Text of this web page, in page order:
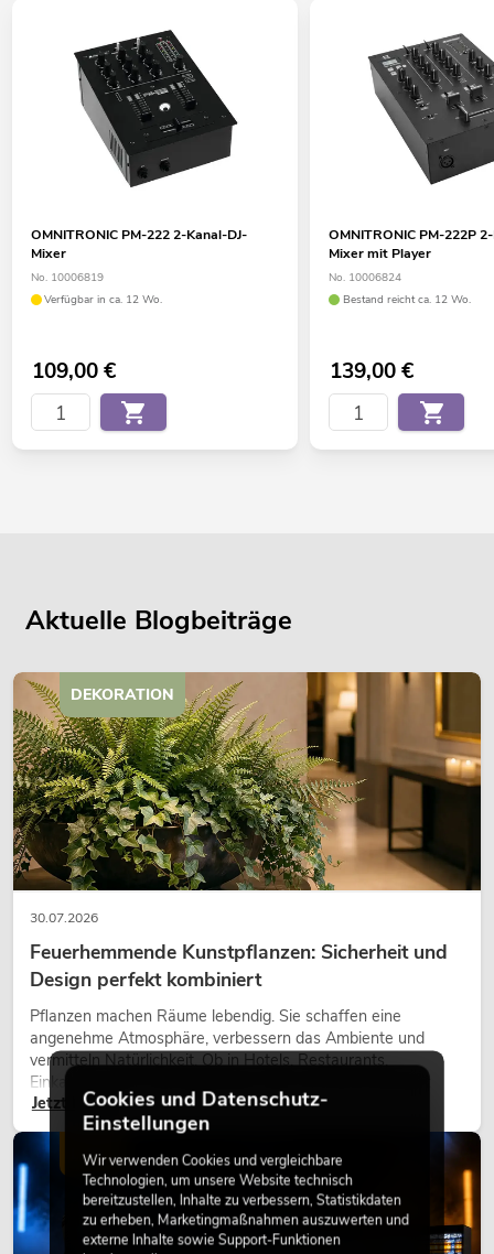
OMNITRONIC PM-222 2-Kanal-DJ-
Mixer
No. 10006819
Verfügbar in ca. 12 Wo.
109,00€
OMNITRONIC PM-222P
Mixer mit Player
No. 10006824
Bestand reicht ca. 12 Wo.
139,00€
Aktuelle Blogbeiträge
30.07.2026
Feuerhemmende Kunstpflanzen: Sicherheit und
Design perfekt kombiniert
Pflanzen machen Räume lebendig. Sie schaffen eine
angenehme Atmosphäre, verbessern das Ambiente und
vermitteln Natürlichkeit. Ob in Hotels, Restaurants,
Einkaufszentren, Bürogebäuden oder auf Messeständen:
eine hochwertige Begrünung gehört heute längst zum
modernen Raumkonzept.
Jetzt lesen
DEKORATION
LICHT
Cookies und Datenschutz-
Einstellungen
Wir verwenden Cookies und vergleichbare
Technologien, um unsere Website technisch
bereitzustellen, Inhalte zu verbessern, Statistikdaten
zu erheben, Marketingmaßnahmen auszuwerten und
externe Inhalte sowie Support-Funktionen